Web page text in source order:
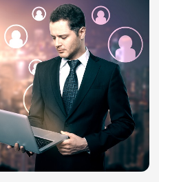
이며 마케팅 컨설턴트이기도 한
역시 ‘고객들의 말을 있는
다. 그럼 우리는 고객으로부터 어떻게
Needs)에 대해 고객 인사이트
살펴본 글입니다.